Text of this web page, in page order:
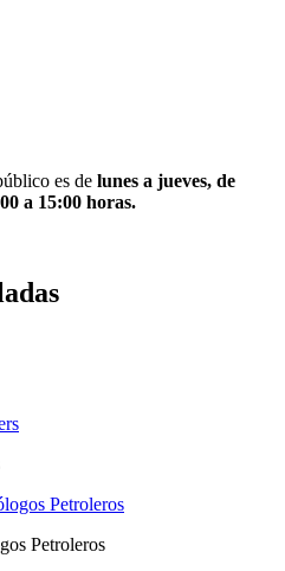
es de lunes a jueves, de
a 15:00 horas.
Petroleros